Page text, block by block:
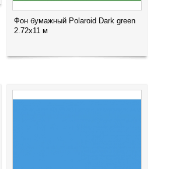
Фон бумажный Polaroid Dark green
2.72x11 м